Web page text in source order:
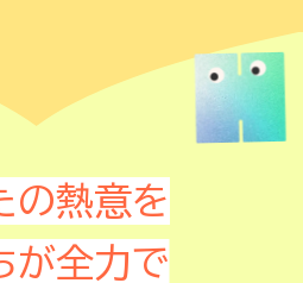
の熱意を
が全力で